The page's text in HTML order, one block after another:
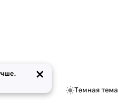
Темная тема
×